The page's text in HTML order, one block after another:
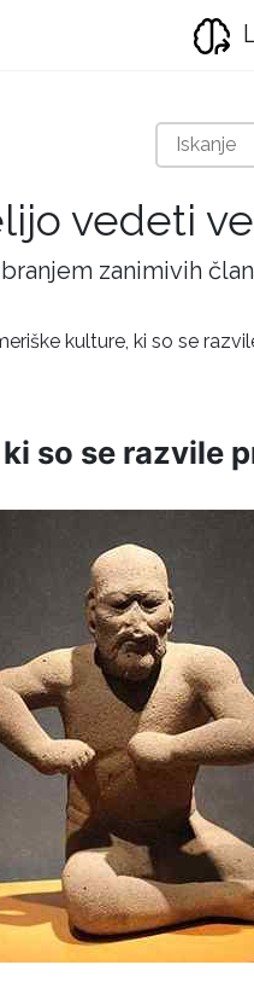
vedeti
zanimivih
kulture, ki so se
so se razvile